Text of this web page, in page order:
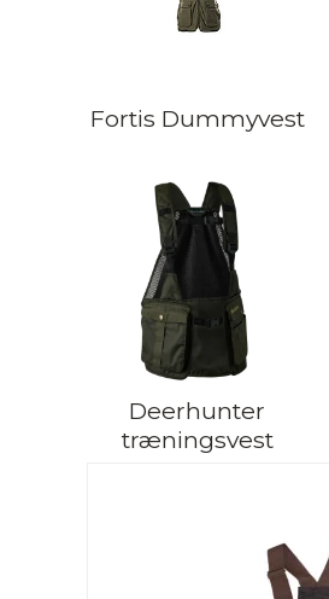
Fortis Dummyvest
Deerhunter
træningsvest